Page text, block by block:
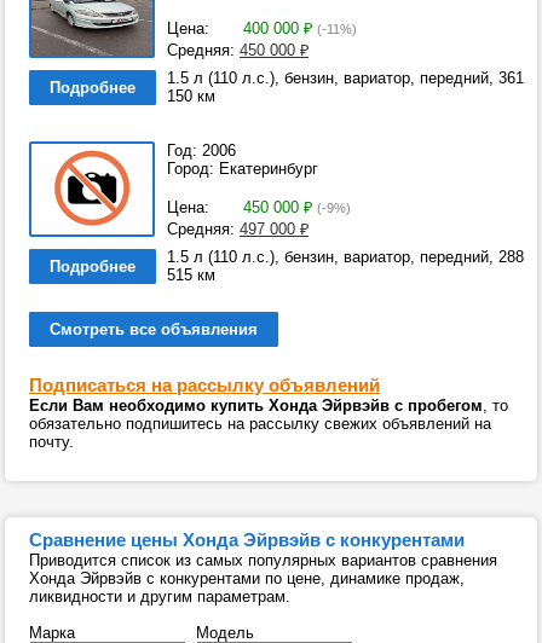
Цена: 400 000 ₽ (-11%)
Средняя: 450 000 ₽
Подробнее
1.5 л (110 л.с.), бензин, вариатор, передний, 361
150 км
Год: 2006
Город: Екатеринбург
Цена: 450 000 ₽ (-9%)
Средняя: 497 000 ₽
Подробнее
1.5 л (110 л.с.), бензин, вариатор, передний, 288
515 км
Смотреть все объявления
Подписаться на рассылку объявлений
Если Вам необходимо купить Хонда Эйрвэйв с пробегом, то
обязательно подпишитесь на рассылку свежих объявлений на
почту.
Сравнение цены Хонда Эйрвэйв с конкурентами
Приводится список из самых популярных вариантов сравнения
Хонда Эйрвэйв с конкурентами по цене, динамике продаж,
ликвидности и другим параметрам.
Марка
Модель